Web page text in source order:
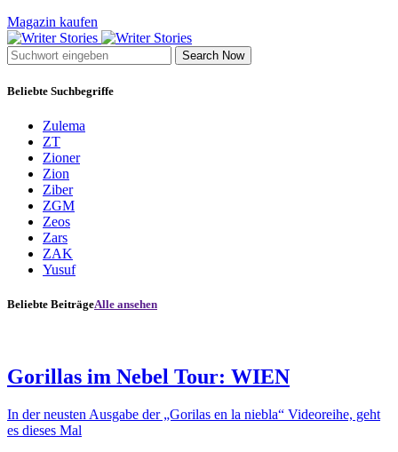
Magazin kaufen
Search Now
Beliebte Suchbegriffe
Zulema
ZT
Zioner
Zion
Ziber
ZGM
Zeos
Zars
ZAK
Yusuf
Beliebte BeiträgeAlle ansehen
Gorillas im Nebel Tour: WIEN
In der neusten Ausgabe der „Gorilas en la niebla“ Videoreihe, geht
es dieses Mal